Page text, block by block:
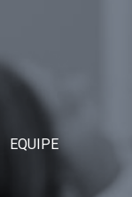
EQUIPE